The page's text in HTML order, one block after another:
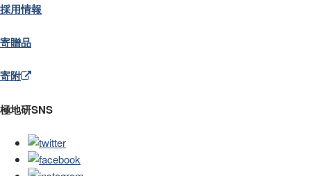
採用情報
寄贈品
寄附
極地研SNS